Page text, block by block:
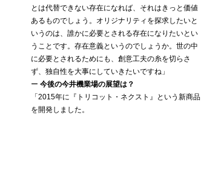
とは代替できない存在になれば、それはきっと価値
あるものでしょう。オリジナリティを探求したいと
いうのは、誰かに必要とされる存在になりたいとい
うことです。存在意義というのでしょうか。世の中
に必要とされるためにも、創意工夫の糸を切らさ
ず、独自性を大事にしていきたいですね」
ー 今後の今井機業場の展望は？
「2015年に『トリコット・ネクスト』という新商品
を開発しました。